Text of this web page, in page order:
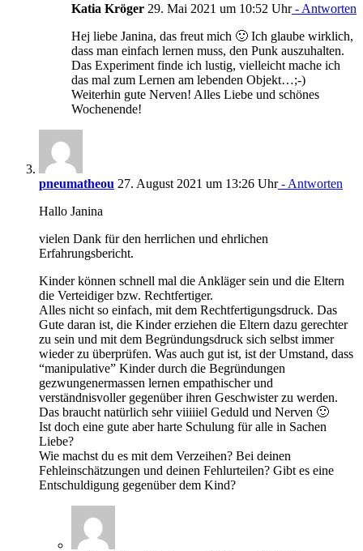
Katia Kröger 29. Mai 2021 um 10:52 Uhr- Antworten
Hej liebe Janina, das freut mich 🙂 Ich glaube wirklich,
dass man einfach lernen muss, den Punk auszuhalten.
Das Experiment finde ich lustig, vielleicht mache ich
das mal zum Lernen am lebenden Objekt…;-)
Weiterhin gute Nerven! Alles Liebe und schönes
Wochenende!
pneumatheou 27. August 2021 um 13:26 Uhr- Antworten
Hallo Janina
vielen Dank für den herrlichen und ehrlichen
Erfahrungsbericht.
Kinder können schnell mal die Ankläger sein und die Eltern
die Verteidiger bzw. Rechtfertiger.
Alles nicht so einfach, mit dem Rechtfertigungsdruck. Das
Gute daran ist, die Kinder erziehen die Eltern dazu gerechter
zu sein und mit dem Begründungsdruck sich selbst immer
wieder zu überprüfen. Was auch gut ist, ist der Umstand, dass
“manipulative” Kinder durch die Begründungen
gezwungenermassen lernen empathischer und
verständnisvoller gegenüber ihren Geschwister zu werden.
Das braucht natürlich sehr viiiiiel Geduld und Nerven 🙂
Ist doch eine gute aber harte Schulung für alle in Sachen
Liebe?
Wie machst du es mit dem Verzeihen? Bei deinen
Fehleinschätzungen und deinen Fehlurteilen? Gibt es eine
Entschuldigung gegenüber dem Kind?